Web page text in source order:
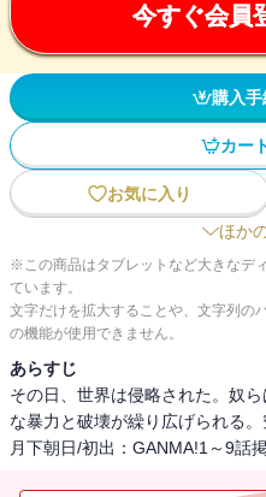
今すぐ会員
購入
カー
お気に入り
ほか
※この商品はタブレットなど大きなデ
ています。
文字だけを拡大することや、文字列の
の機能が使用できません。
あらすじ
その日、世界は侵略された。奴
な暴力と破壊が繰り広げられる
月下朝日/初出：GANMA!1～9話掲